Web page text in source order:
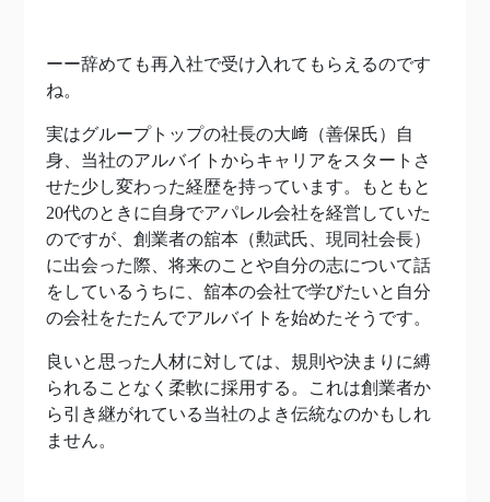
ーー辞めても再入社で受け入れてもらえるのです
ね。
実はグループトップの社長の大﨑（善保氏）自
身、当社のアルバイトからキャリアをスタートさ
せた少し変わった経歴を持っています。もともと
20代のときに自身でアパレル会社を経営していた
のですが、創業者の舘本（勲武氏、現同社会長）
に出会った際、将来のことや自分の志について話
をしているうちに、舘本の会社で学びたいと自分
の会社をたたんでアルバイトを始めたそうです。
良いと思った人材に対しては、規則や決まりに縛
られることなく柔軟に採用する。これは創業者か
ら引き継がれている当社のよき伝統なのかもしれ
ません。